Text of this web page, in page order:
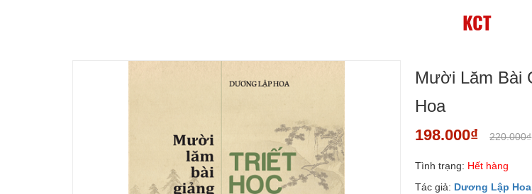
KCT
Mười Lăm Bài
Hoa
198.000₫ 220.000₫
Tình trạng: Hết hàng
Tác giả: Dương Lập Hoa